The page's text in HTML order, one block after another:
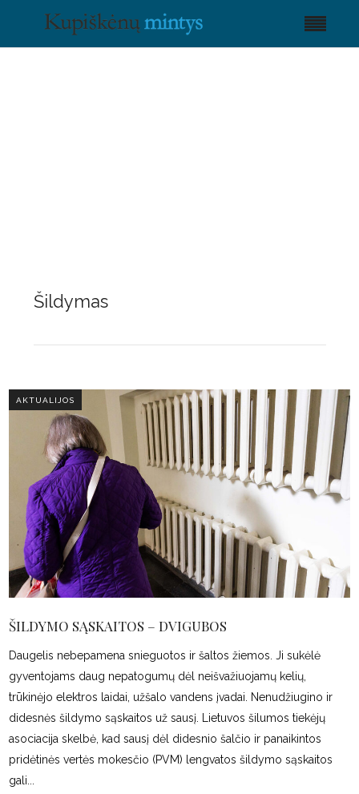
Šildymas
AKTUALIJOS
ŠILDYMO SĄSKAITOS – DVIGUBOS
Daugelis nebepamena snieguotos ir šaltos žiemos. Ji sukėlė
gyventojams daug nepatogumų dėl neišvažiuojamų kelių,
trūkinėjo elektros laidai, užšalo vandens įvadai. Nenudžiugino ir
didesnės šildymo sąskaitos už sausį. Lietuvos šilumos tiekėjų
asociacija skelbė, kad sausį dėl didesnio šalčio ir panaikintos
pridėtinės vertės mokesčio (PVM) lengvatos šildymo sąskaitos
gali